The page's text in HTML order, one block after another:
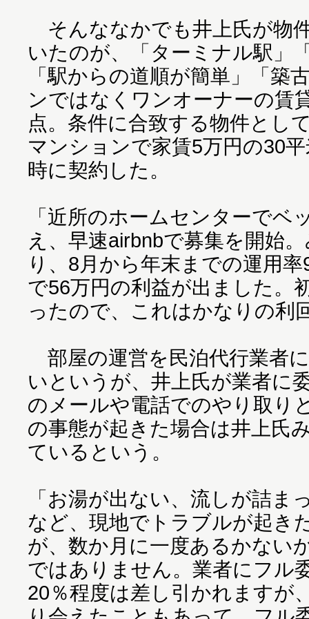
そんななかでも井上氏が物
いたのが、「ターミナル駅」
「駅からの道順が簡単」「築
ンではなくワンオーナーの賃
点。条件に合致する物件とし
マンションで家賃5万円の30
時に契約した。
「近所のホームセンターでベ
え、早速airbnbで募集を開始
り、8月から年末までの運用
で56万円の利益が出ました。
ったので、これはかなりの利
部屋の運営を民泊代行業者
いというが、井上氏が業者に
のメールや電話でのやり取り
の事態が起きた場合は井上氏
ているという。
「お湯が出ない、流しが詰ま
など、現地でトラブルが起き
が、数か月に一度あるかない
ではありません。業者にフル
20％程度は差し引かれますが